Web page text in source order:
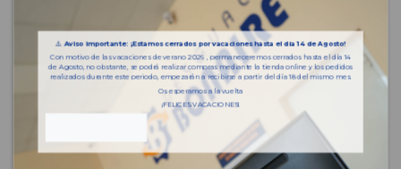
⚠️ Aviso importante: ¡Estamos cerrados por vacaciones hasta el día 14 de Agosto!
Con motivo de las vacaciones de verano 2026 , permaneceremos cerrados hasta el día 14
de Agosto, no obstante, se podrá realizar compras mediante la tienda online y los pedidos
realizados durante este periodo, empezarán a recibirse a partir del día 18 del mismo mes.
Os esperamos a la vuelta
¡FELICES VACACIONES!